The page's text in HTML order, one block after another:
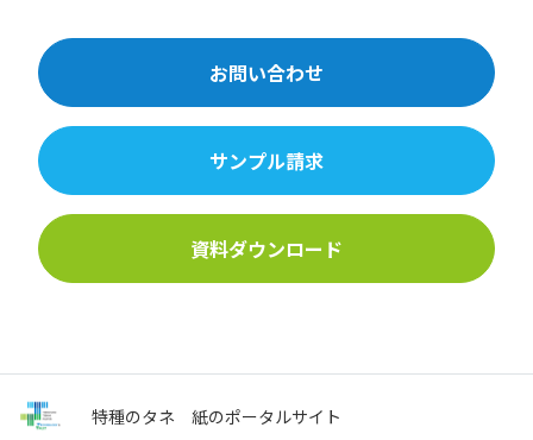
お問い合わせ
サンプル請求
資料ダウンロード
特種のタネ 紙のポータルサイト